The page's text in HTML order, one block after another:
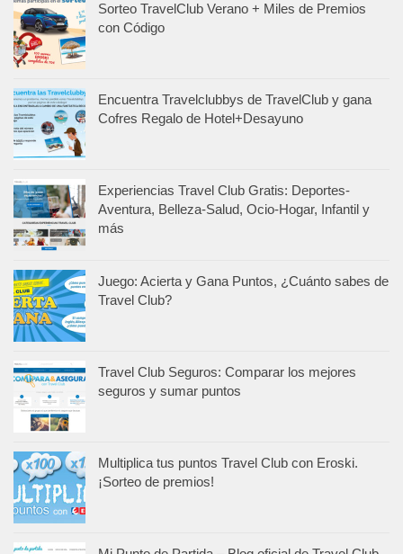
Sorteo TravelClub Verano + Miles de Premios
con Código
Encuentra Travelclubbys de TravelClub y gana
Cofres Regalo de Hotel+Desayuno
Experiencias Travel Club Gratis: Deportes-
Aventura, Belleza-Salud, Ocio-Hogar, Infantil y
más
Juego: Acierta y Gana Puntos, ¿Cuánto sabes de
Travel Club?
Travel Club Seguros: Comparar los mejores
seguros y sumar puntos
Multiplica tus puntos Travel Club con Eroski.
¡Sorteo de premios!